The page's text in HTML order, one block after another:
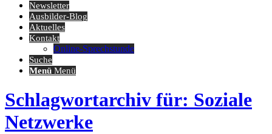
Newsletter
Ausbilder-Blog
Aktuelles
Kontakt
Online-Sprechstunde
Suche
Menü Menü
Schlagwortarchiv für: Soziale
Netzwerke